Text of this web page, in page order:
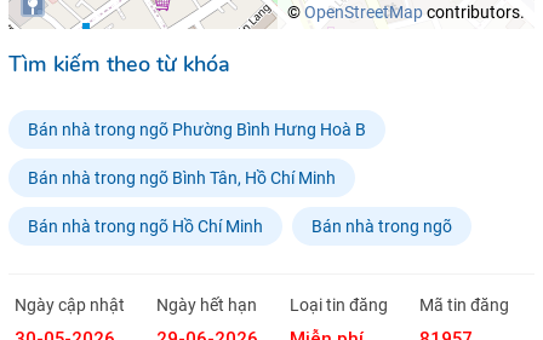
©OpenStreetMapcontributors.
Tìm kiếm theo từ khóa
Bán nhà trong ngõ Phường Bình Hưng Hoà B
Bán nhà trong ngõ Bình Tân, Hồ Chí Minh
Bán nhà trong ngõ Hồ Chí Minh Bán nhà trong ngõ
Ngày cập nhật Ngày hết hạn Loại tin đăng Mã tin đăng